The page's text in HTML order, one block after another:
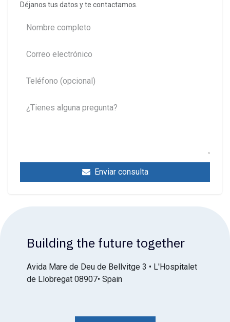
Déjanos tus datos y te contactamos.
Enviar consulta
Building the future together
Avida Mare de Deu de Bellvitge 3 • L'Hospitalet
de Llobregat 08907• Spain